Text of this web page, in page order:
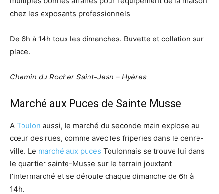
chez les exposants professionnels.
De 6h à 14h tous les dimanches. Buvette et collation sur
place.
Chemin du Rocher Saint-Jean – Hyères
Marché aux Puces de Sainte Musse
A Toulon aussi, le marché du seconde main explose au
cœur des rues, comme avec les friperies dans le cenre-
ville. Le marché aux puces Toulonnais se trouve lui dans
le quartier sainte-Musse sur le terrain jouxtant
l’intermarché et se déroule chaque dimanche de 6h à
14h.